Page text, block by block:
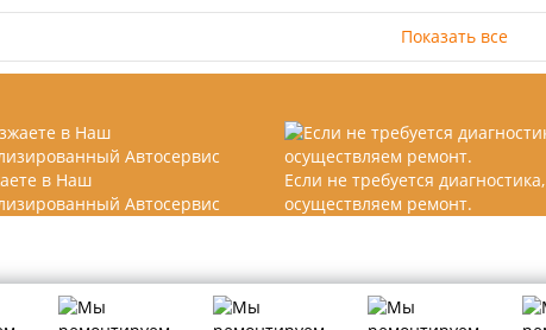
Показать все
в Наш
Автосервис
Если не требуется диагностика,
осуществляем ремонт.